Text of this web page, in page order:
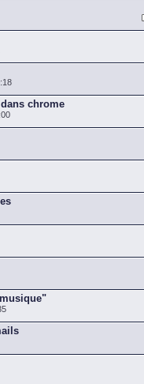
chrome